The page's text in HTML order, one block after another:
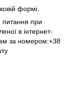
формі.
питання при
в інтернет-
за номером:+38